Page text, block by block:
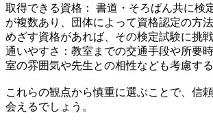
取得できる資格： 書道・そろばん共に検
が複数あり、団体によって資格認定の方
めざす資格があれば、その検定試験に挑
通いやすさ：教室までの交通手段や所要
室の雰囲気や先生との相性なども考慮する
これらの観点から慎重に選ぶことで、信
会えるでしょう。